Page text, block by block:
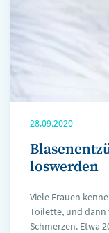
28.09.2020
loswerden
Viele Frauen
Toilette, und
Schmerzen. Etwa